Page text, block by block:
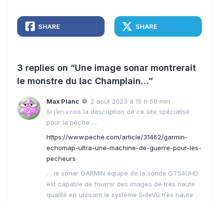
SHARE SHARE
3 replies on “Une image sonar montrerait
le monstre du lac Champlain…”
Max Planc
2 août 2023 à 15 h 59 min
Si j’en crois la description de ce site spécialisé
pour la pêche …
https://www.peche.com/article/31462/garmin-
echomap-ultra-une-machine-de-guerre-pour-les-
pecheurs
… le sonar GARMIN équipé de la sonde GT54UHD
est capable de fournir des images de très haute
qualité en utilisant le système SideVü très haute